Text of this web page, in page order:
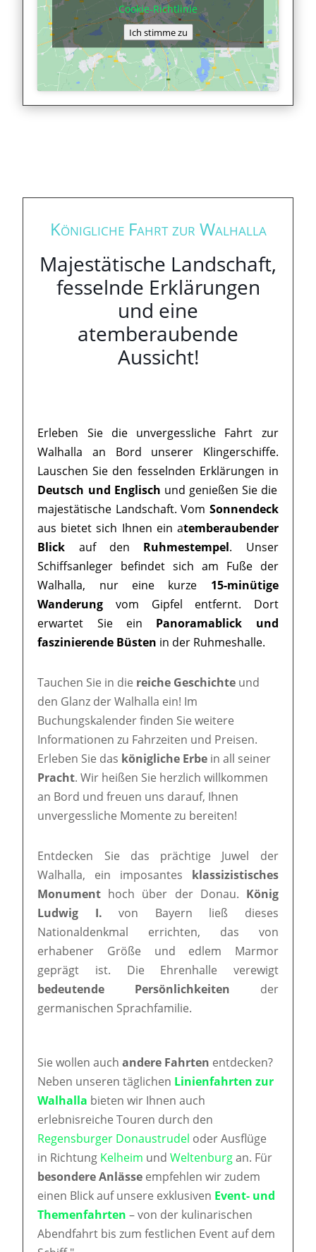
Cookie-Richtlinie
Ich stimme zu
Königliche Fahrt zur Walhalla
Majestätische Landschaft,
fesselnde Erklärungen
und eine
atemberaubende
Aussicht!
Erleben Sie die unvergessliche Fahrt zur
Walhalla an Bord unserer Klingerschiffe.
Lauschen Sie den fesselnden Erklärungen in
Deutsch und Englisch und genießen Sie die
majestätische Landschaft. Vom Sonnendeck
aus bietet sich Ihnen ein atemberaubender
Blick auf den Ruhmestempel. Unser
Schiffsanleger befindet sich am Fuße der
Walhalla, nur eine kurze 15-minütige
Wanderung vom Gipfel entfernt. Dort
erwartet Sie ein Panoramablick und
faszinierende Büsten in der Ruhmeshalle.
Tauchen Sie in die reiche Geschichte und
den Glanz der Walhalla ein! Im
Buchungskalender finden Sie weitere
Informationen zu Fahrzeiten und Preisen.
Erleben Sie das königliche Erbe in all seiner
Pracht. Wir heißen Sie herzlich willkommen
an Bord und freuen uns darauf, Ihnen
unvergessliche Momente zu bereiten!
Entdecken Sie das prächtige Juwel der
Walhalla, ein imposantes klassizistisches
Monument hoch über der Donau. König
Ludwig I. von Bayern ließ dieses
Nationaldenkmal errichten, das von
erhabener Größe und edlem Marmor
geprägt ist. Die Ehrenhalle verewigt
bedeutende Persönlichkeiten der
germanischen Sprachfamilie.
Sie wollen auchandere Fahrten entdecken?
Neben unseren täglichen Linienfahrten zur
Walhalla bieten wir Ihnen auch
erlebnisreiche Touren durch den
Regensburger Donaustrudel oder Ausflüge
in Richtung Kelheim undWeltenburgan. Für
besondere Anlässe empfehlen wir zudem
einen Blick auf unsere exklusiven Event- und
Themenfahrten – von der kulinarischen
Abendfahrt bis zum festlichen Event auf dem